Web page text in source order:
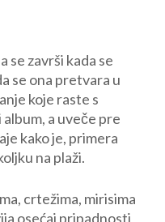
se završi kada se
se ona pretvara u
koje raste s
a uveče pre
kako je, primera
na plaži.
crtežima, mirisima
osećaj pripadnosti